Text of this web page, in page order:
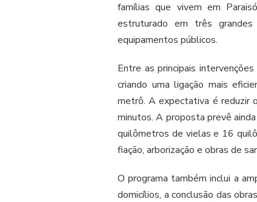
famílias que vivem em
estruturado em três grandes
equipamentos públicos.
Entre as principais
criando uma ligação mais
metrô. A expectativa é reduzir
minutos. A proposta prevê
quilômetros de vielas e 16
fiação, arborização e obras de
O programa também inclui a
domicílios, a conclusão das